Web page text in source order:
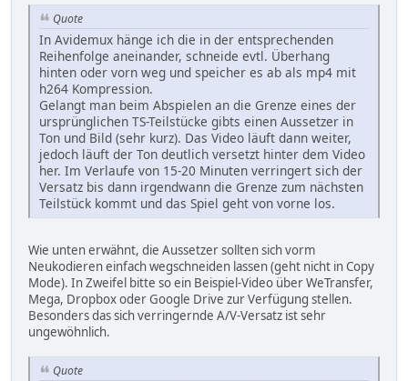
Quote
In Avidemux hänge ich die in der entsprechenden
Reihenfolge aneinander, schneide evtl. Überhang
hinten oder vorn weg und speicher es ab als mp4 mit
h264 Kompression.
Gelangt man beim Abspielen an die Grenze eines der
ursprünglichen TS-Teilstücke gibts einen Aussetzer in
Ton und Bild (sehr kurz). Das Video läuft dann weiter,
jedoch läuft der Ton deutlich versetzt hinter dem Video
her. Im Verlaufe von 15-20 Minuten verringert sich der
Versatz bis dann irgendwann die Grenze zum nächsten
Teilstück kommt und das Spiel geht von vorne los.
Wie unten erwähnt, die Aussetzer sollten sich vorm
Neukodieren einfach wegschneiden lassen (geht nicht in Copy
Mode). In Zweifel bitte so ein Beispiel-Video über WeTransfer,
Mega, Dropbox oder Google Drive zur Verfügung stellen.
Besonders das sich verringernde A/V-Versatz ist sehr
ungewöhnlich.
Quote